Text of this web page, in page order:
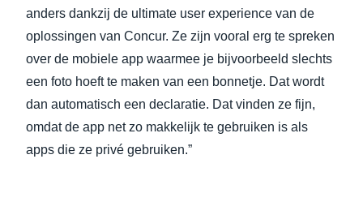
anders dankzij de ultimate user experience van de
oplossingen van Concur. Ze zijn vooral erg te spreken
over de mobiele app waarmee je bijvoorbeeld slechts
een foto hoeft te maken van een bonnetje. Dat wordt
dan automatisch een declaratie. Dat vinden ze fijn,
omdat de app net zo makkelijk te gebruiken is als
apps die ze privé gebruiken.”